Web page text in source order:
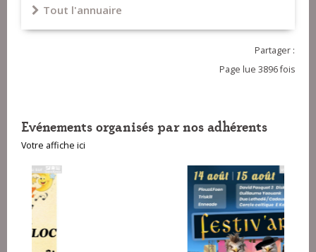
Tout l'annuaire
Partager :
Page lue 3896 fois
Evénements organisés par nos adhérents
Votre affiche ici